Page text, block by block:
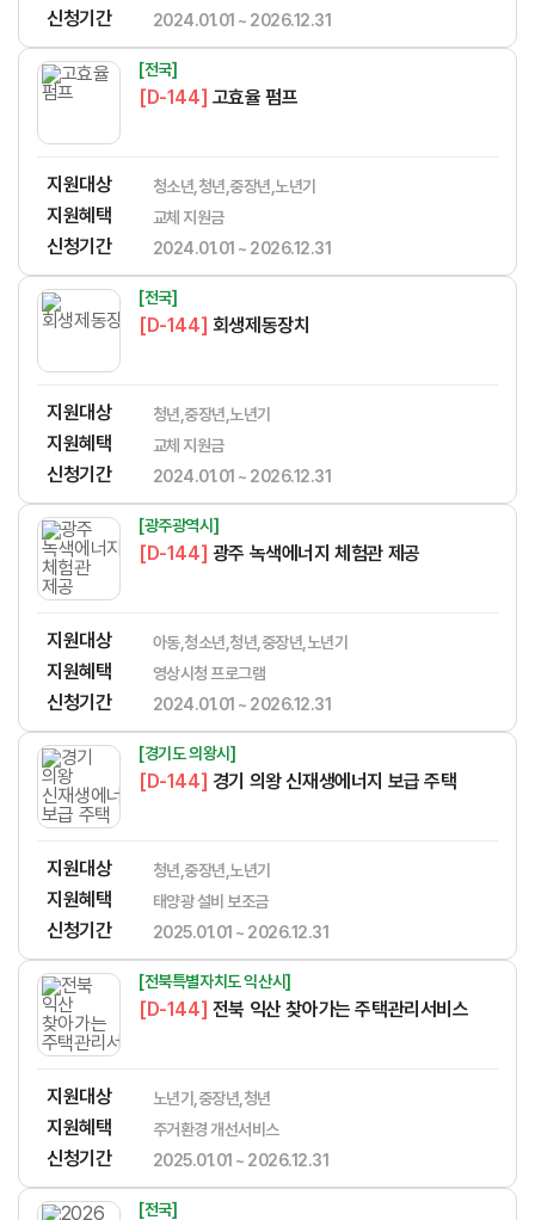
신청기간 2024.01.01 ~ 2026.12.31
[전국]
[D-144] 고효율 펌프
지원대상 청소년,청년,중장년,노년기
지원혜택 교체 지원금
신청기간 2024.01.01 ~ 2026.12.31
[전국]
[D-144] 회생제동장치
지원대상 청년,중장년,노년기
지원혜택 ​​​​​‌​​​‌​​‌​​​​‌​​‌‌‌​​​​‌‌‌‌‌​‌​​​​‌‌교체 지원금
신청기간 2024.01.01 ~ 2026.12.31
[광주광역시]
[D-144] 광주 녹색에너지 체험관 제공
지원대상 아동,청소년,청년,중장년,노년기
지원혜택 영상시청 프로그램
신청기간 2024.01.01 ~ 2026.12.31
[경기도 의왕시]
[D-144] 경기 의왕 신재생에너지 보급 주택
지원대상 청년,중장년,노년기
지원혜택 태양광 설비 보조금
신청기간 2025.01.01 ~ 2026.12.31
[전북특별자치도 익산시]
[D-144] 전북 익산 찾아가는 주택관리서비스
지원대상 노년기,중장년,청년
지원혜택 주거환경 개선서비스
신청기간 2025.01.01 ~ 2026.12.31
[전국]